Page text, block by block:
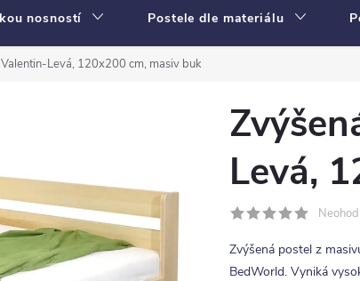
nosností Postele dle materiálu
Levá, 120x200 cm, masiv buk
Levá,
Zvýšená postel z
BedWorld. Vyniká